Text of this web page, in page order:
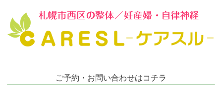
ご予約・お問い合わせはコチラ